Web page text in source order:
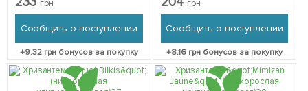
в упаковке
грн
Сообщить о поступлении
+9.32 грн бонусов за покупку
грн
Сообщить о поступлении
+8.16 грн бонусов за покупку